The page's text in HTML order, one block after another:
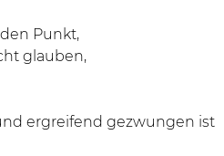
Punkt,
glauben,
ergreifend gezwungen ist